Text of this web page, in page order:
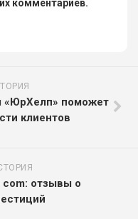
комментариев.
«ЮрХелп» поможет
клиентов
com: отзывы о